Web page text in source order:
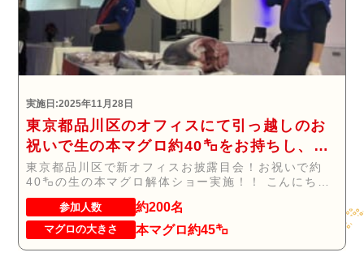
実施日:2025年11月28日
東京都品川区のオフィスにて引っ越しのお
祝いで生の本マグロ約40㌔をお持ちし、マ
グロの解体ショーを行いお祝いしてまいり
ました
東京都品川区で新オフィスお披露目会！お祝いで約
40㌔の生の本マグロ解体ショー実施！！ こんにち
は！...
参加人数 約200名
マグロの大きさ 本マグロ約45㌔